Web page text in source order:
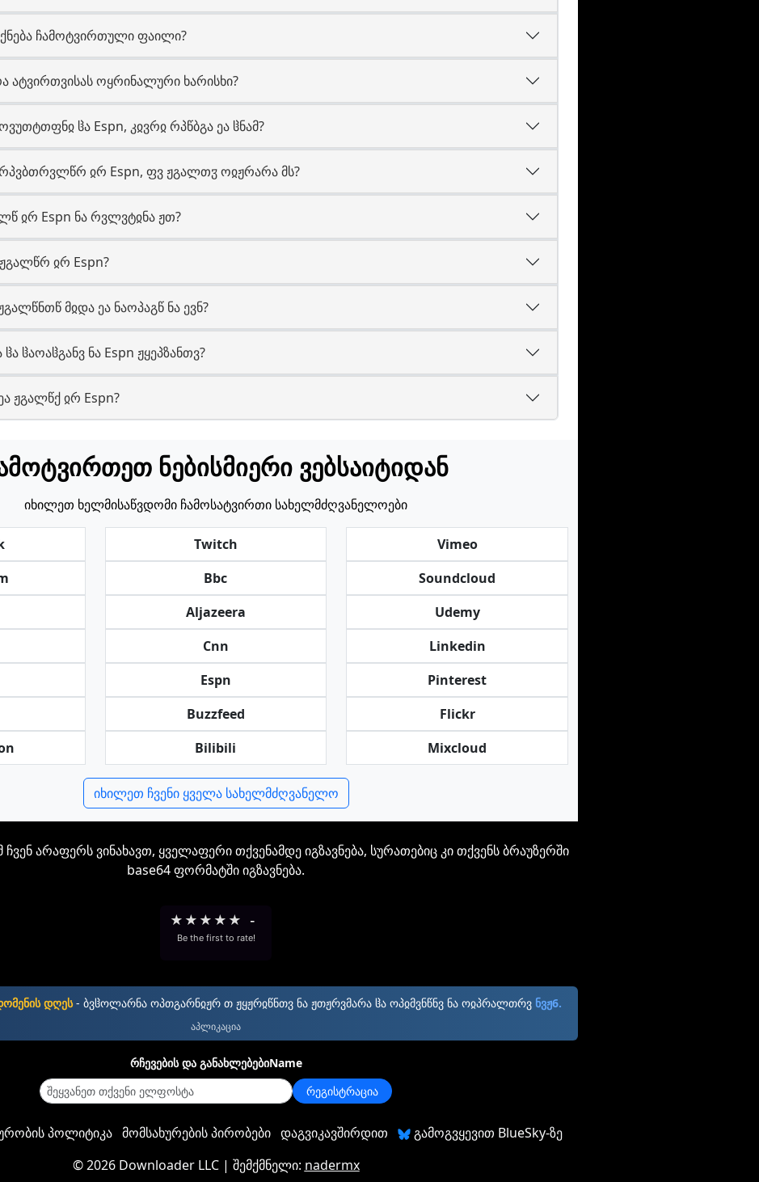
ჩამოტვირთული ფაილი?
ატვირთვისას ოყრინალური ხარისხი?
ჱა Espn, კჲვრჲ რპწბგა ეა ჱნამ?
ჲრ Espn, ფვ ჟგალთჳ ოჲჟრარა მს?
ჲრ Espn ნა რვლვტჲნა ჟთ?
ჲრ Espn?
მჲდა ეა ნაოპაგწ ნა ევნ?
ჱაოაჱგანვ ნა Espn ჟყეპზანთვ?
ჟგალწქ ჲრ Espn?
ნებისმიერი ვებსაიტიდან
იხილეთ ხელმისაწვდომი ჩამოსატვირთი სახელმძღვანელოები
Twitch
Bbc
Aljazeera
Cnn
Espn
Buzzfeed
Bilibili
Vimeo
Soundcloud
Udemy
Linkedin
Pinterest
Flickr
Mixcloud
იხილეთ ჩვენი ყველა სახელმძღვანელო
არაფერს ვინახავთ, ყველაფერი თქვენამდე იგზავნება, სურათებიც კი თქვენს ბრაუზერში
base64 ფორმატში იგზავნება.
★ ★ ★ ★ ★ -
Be the first to rate!
დღეს- ბვჱოლარნა ოპთგარნჲჟრ თ ჟყჟრჲწნთვ ნა ჟთჟრვმარა ჱა ოპჲმვნწნვ ნა ოჲპრალთრვ ნვჟ6.
აპლიკაცია
რჩევების და განახლებებიName
რეგისტრაცია
პოლიტიკა მომსახურების პირობები დაგვიკავშირდით
გამოგვყევით BlueSky-ზე
©2026 Downloader LLC| შემქმნელი: nadermx